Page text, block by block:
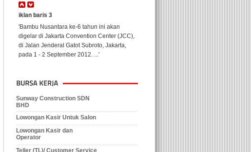
iklan baris 1
'November ini, Indonesia akan disuguhkan
salah satu konser megah dari legenda musik
dunia yaitu Elton John. Penampilan Elton
John yang pertama ...'
pada 1 - 2 September 2012. ...'
Sunway Construction SDN
BHD
Lowongan Kasir Untuk Salon
Lowongan Kasir dan
Operator
Teller (TL)/ Customer Service